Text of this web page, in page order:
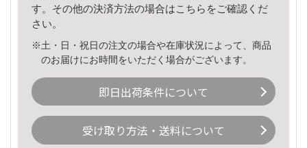
す。その他の決済方法の場合はこちら をご確認くだ
さい。
※土・日・祝日の注文の場合や在庫状況によって、商品
のお届けにお時間をいただく場合がございます。
即日出荷条件について
受け取り方法・送料について